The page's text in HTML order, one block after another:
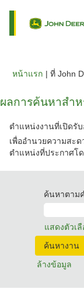
หน้าแรก | ที่ John
ผลการค้นหาสำห
ตำแหน่งงานที่เปิดรั
เพื่ออำนวยความสะ
ตำแหน่งที่ประกาศโ
ค้นหาตาม
แสดงตัวเลื
ล้างข้อมูล